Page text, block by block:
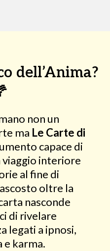
dell’Anima?
non un
ma Le Carte di
capace di
interiore
al fine di
oltre la
nasconde
di rivelare
legati a ipnosi,
e karma.